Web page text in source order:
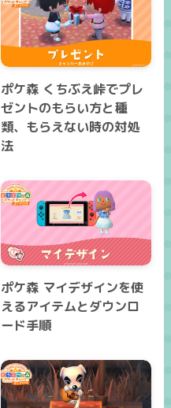
ポケ森 くちぶえ峠でプレ
ゼントのもらい方と種
類、もらえない時の対処
法
ポケ森 マイデザインを使
えるアイテムとダウンロ
ード手順